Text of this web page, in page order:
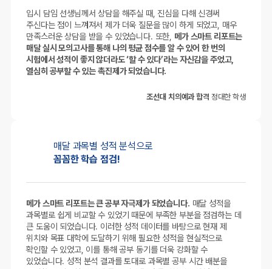
입시 담임 선생님께서 상담을 해주실 때, 진심을 다해 신경써
주신다는 점이 느껴져서 제가 더욱 질문을 많이 하게 되었고, 매우
만족스러운 상담을 받을 수 있었습니다. 또한, 메가 스마트 리포트는
매달 실시 모의고사를 통해 나의 평균 점수를 알 수 있어 한 번의
시험에서 성적이 좋지 않더라도 ‘할 수 있다’라는 자신감을 주었고,
열심히 공부할 수 있는 촉진제가 되었습니다.
조선대 치의예과 합격 정대한 학생
매달 과목별 성적 분석으로
꼼꼼한 학습 점검!
메가 스마트 리포트는 큰 공부 자극제가 되었습니다. 매달 성적을
과목별로 쉽게 비교할 수 있었기 때문에 부족한 부분을 점검하는 데
큰 도움이 되었습니다. 이러한 성적 데이터를 바탕으로 현재 제
위치와 목표 대학에 도달하기 위해 필요한 성적을 현실적으로
확인할 수 있었고, 이를 통해 공부 동기를 더욱 강화할 수
있었습니다. 성적 분석 결과를 토대로 과목별 공부 시간 배분을